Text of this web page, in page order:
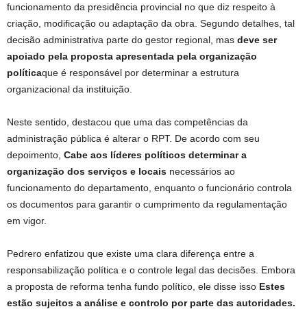
funcionamento da presidência provincial no que diz respeito à
criação, modificação ou adaptação da obra. Segundo detalhes, tal
decisão administrativa parte do gestor regional, mas deve ser
apoiado pela proposta apresentada pela organização
políticaque é responsável por determinar a estrutura
organizacional da instituição.
Neste sentido, destacou que uma das competências da
administração pública é alterar o RPT. De acordo com seu
depoimento, Cabe aos líderes políticos determinar a
organização dos serviços e locais necessários ao
funcionamento do departamento, enquanto o funcionário controla
os documentos para garantir o cumprimento da regulamentação
em vigor.
Pedrero enfatizou que existe uma clara diferença entre a
responsabilização política e o controle legal das decisões. Embora
a proposta de reforma tenha fundo político, ele disse isso Estes
estão sujeitos a análise e controlo por parte das autoridades.